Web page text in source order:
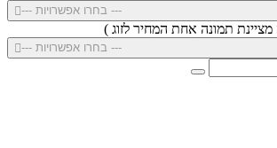
--- בחרו אפשרויות ---
תמונה אחת המחיר לזוג )
--- בחרו אפשרויות ---